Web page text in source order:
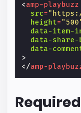
<amp-playbuzz
src=
height=
data-item-
data-share-
data-
>
</amp-